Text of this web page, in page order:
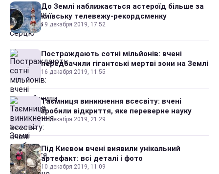
До Землі наближається астероїд більше за
київську телевежу-рекордсменку
19 декабря 2019, 17:52
Постраждають сотні мільйонів: вчені
передбачили гігантські мертві зони на Землі
16 декабря 2019, 11:55
Таємниця виникнення всесвіту: вчені
зробили відкриття, яке переверне науку
15 декабря 2019, 21:29
Під Києвом вчені виявили унікальний
артефакт: всі деталі і фото
10 декабря 2019, 11:09